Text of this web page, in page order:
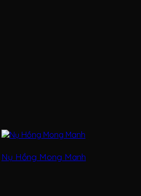
Nụ Hồng Mong Manh